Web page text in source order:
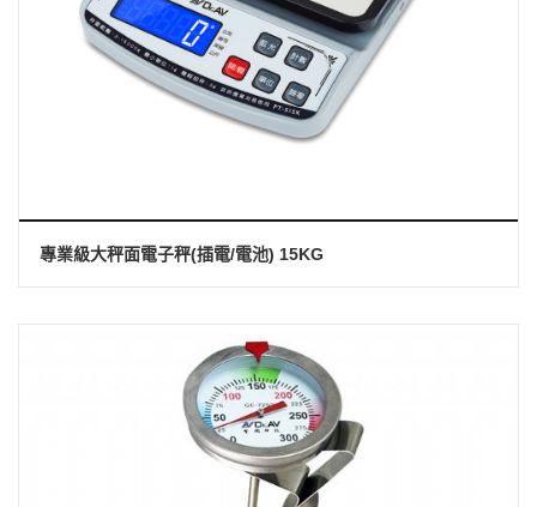
專業級大秤面電子秤(插電/電池) 15KG